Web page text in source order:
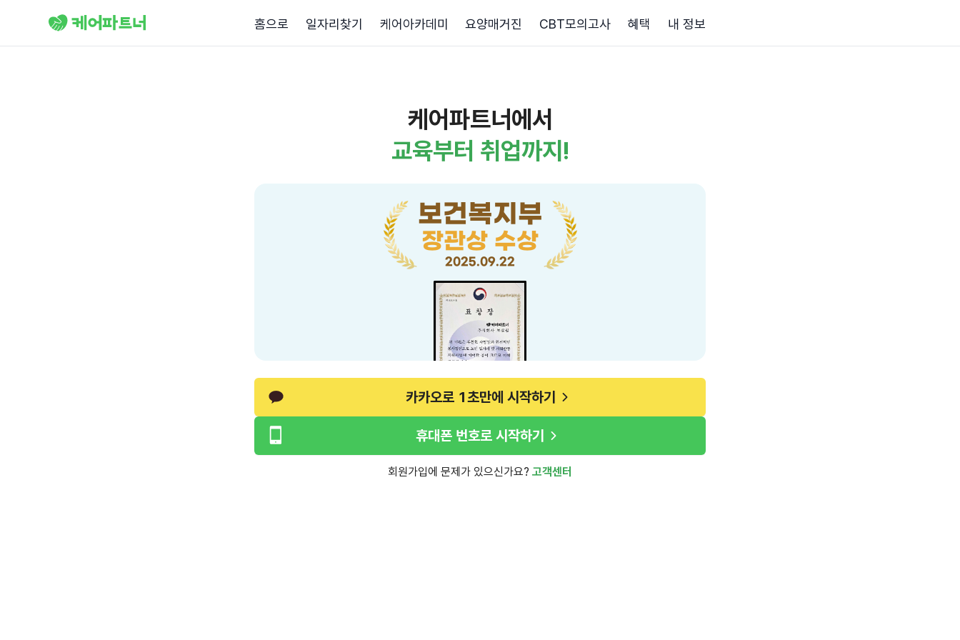
홈으로 일자리찾기 케어아카데미 요양매거진 CBT모의고사 혜택 내 정보
케어파트너에서
교육부터 취업까지!
보건복지부
장관상 수상
2025.09.22
카카오로 1초만에 시작하기
휴대폰 번호로 시작하기
회원가입에 문제가 있으신가요? 고객센터